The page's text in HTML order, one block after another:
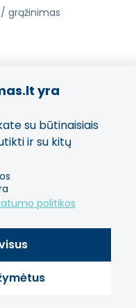
grąžinimas
teisės saugomos.
yra
su būtinaisiais
ir su kitų
politikos